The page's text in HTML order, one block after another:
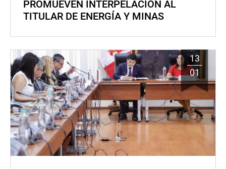
PROMUEVEN INTERPELACIÓN AL
TITULAR DE ENERGÍA Y MINAS
13
01